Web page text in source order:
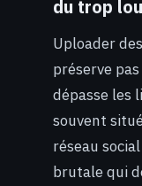
du trop
Uploader
préserve
dépasse les
souvent
réseau
brutale qui